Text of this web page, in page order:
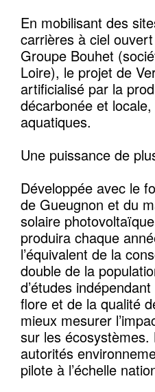
En mobilisant des
carrières à ciel
Groupe Bouhet
Loire), le projet de
artificialisé par la
décarbonée et
aquatiques.
Une puissance de
Développée avec le
de Gueugnon et du
solaire
produira chaque
l’équivalent de la
double de la
d’études
flore et de la qualité
mieux mesurer
sur les
autorités
pilote à l’échelle